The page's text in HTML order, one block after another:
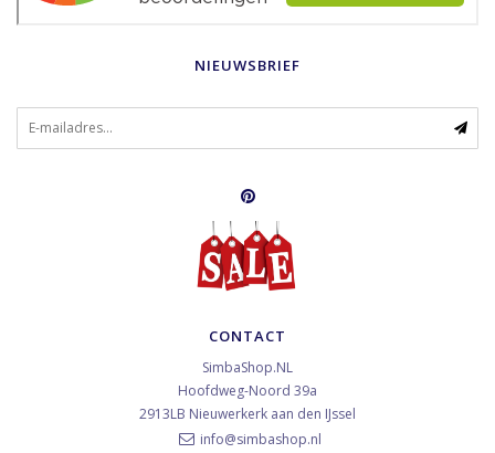
NIEUWSBRIEF
CONTACT
SimbaShop.NL
Hoofdweg-Noord 39a
2913LB Nieuwerkerk aan den IJssel
info@simbashop.nl